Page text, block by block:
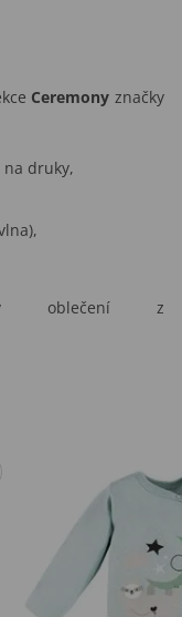
Ceremony značky
druky,
oblečení z